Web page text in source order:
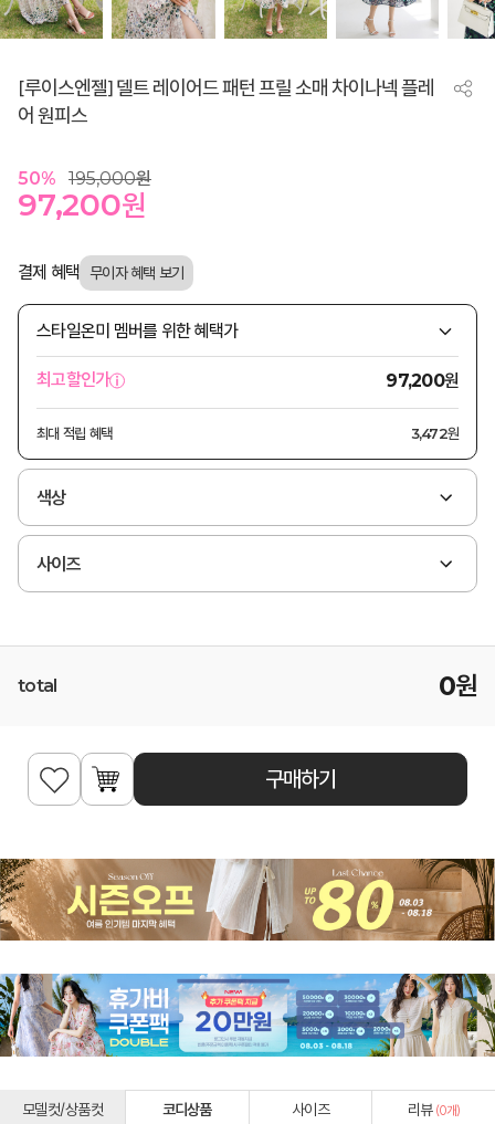
[루이스엔젤] 델트 레이어드 패턴 프릴 소매 차이나넥 플레
어 원피스
50% 195,000원
97,200원
결제 혜택
스타일온미 멤버를 위한 혜택가
최고할인가 97,200원
최대 적립 혜택 3,472원
색상
사이즈
total 0원
구매하기
모델컷/상품컷 코디상품 사이즈 리뷰 (0개)